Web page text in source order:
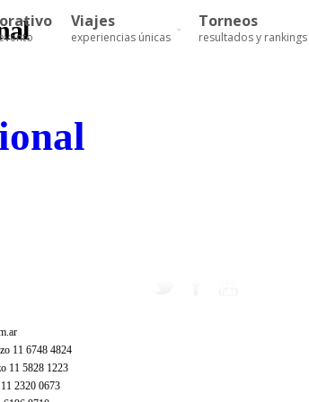
Viajes
experiencias únicas
Torneos
resultados y rankings
11 6748 4824
11 5828 1223
2320 0673